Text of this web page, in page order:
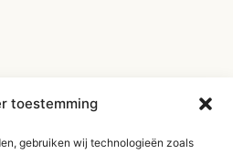
toestemming
gebruiken wij technologieën zoals